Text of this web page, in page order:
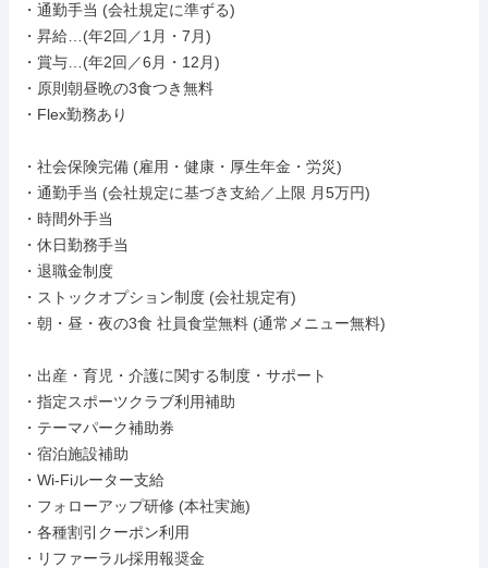
・通勤手当 (会社規定に準ずる)
・昇給…(年2回／1月・7月)
・賞与…(年2回／6月・12月)
・原則朝昼晩の3食つき無料
・Flex勤務あり
・社会保険完備 (雇用・健康・厚生年金・労災)
・通勤手当 (会社規定に基づき支給／上限 月5万円)
・時間外手当
・休日勤務手当
・退職金制度
・ストックオプション制度 (会社規定有)
・朝・昼・夜の3食 社員食堂無料 (通常メニュー無料)
・出産・育児・介護に関する制度・サポート
・指定スポーツクラブ利用補助
・テーマパーク補助券
・宿泊施設補助
・Wi-Fiルーター支給
・フォローアップ研修 (本社実施)
・各種割引クーポン利用
・リファーラル採用報奨金